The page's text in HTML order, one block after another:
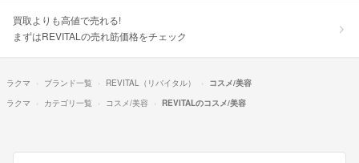
買取よりも高値で売れる!
まずはREVITALの売れ筋価格をチェック
ラクマ ブランド一覧 REVITAL（リバイタル）
コスメ/美容
ラクマ
カテゴリ一覧 コスメ/美容 REVITALのコスメ/美容